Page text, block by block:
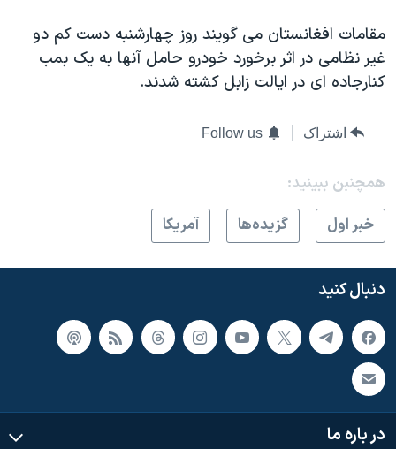
مقامات افغانستان می گویند روز چهارشنبه دست کم دو
غیر نظامی در اثر برخورد خودرو حامل آنها به یک بمب
کنارجاده ای در ایالت زابل کشته شدند.
اشتراک Follow us
همچنبن ببینید:
خبر اول
گزيده‌ها آمريکا
دنبال کنید
در باره ما